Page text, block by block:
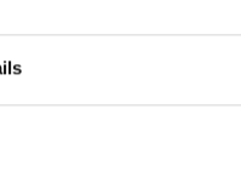
SCH40S